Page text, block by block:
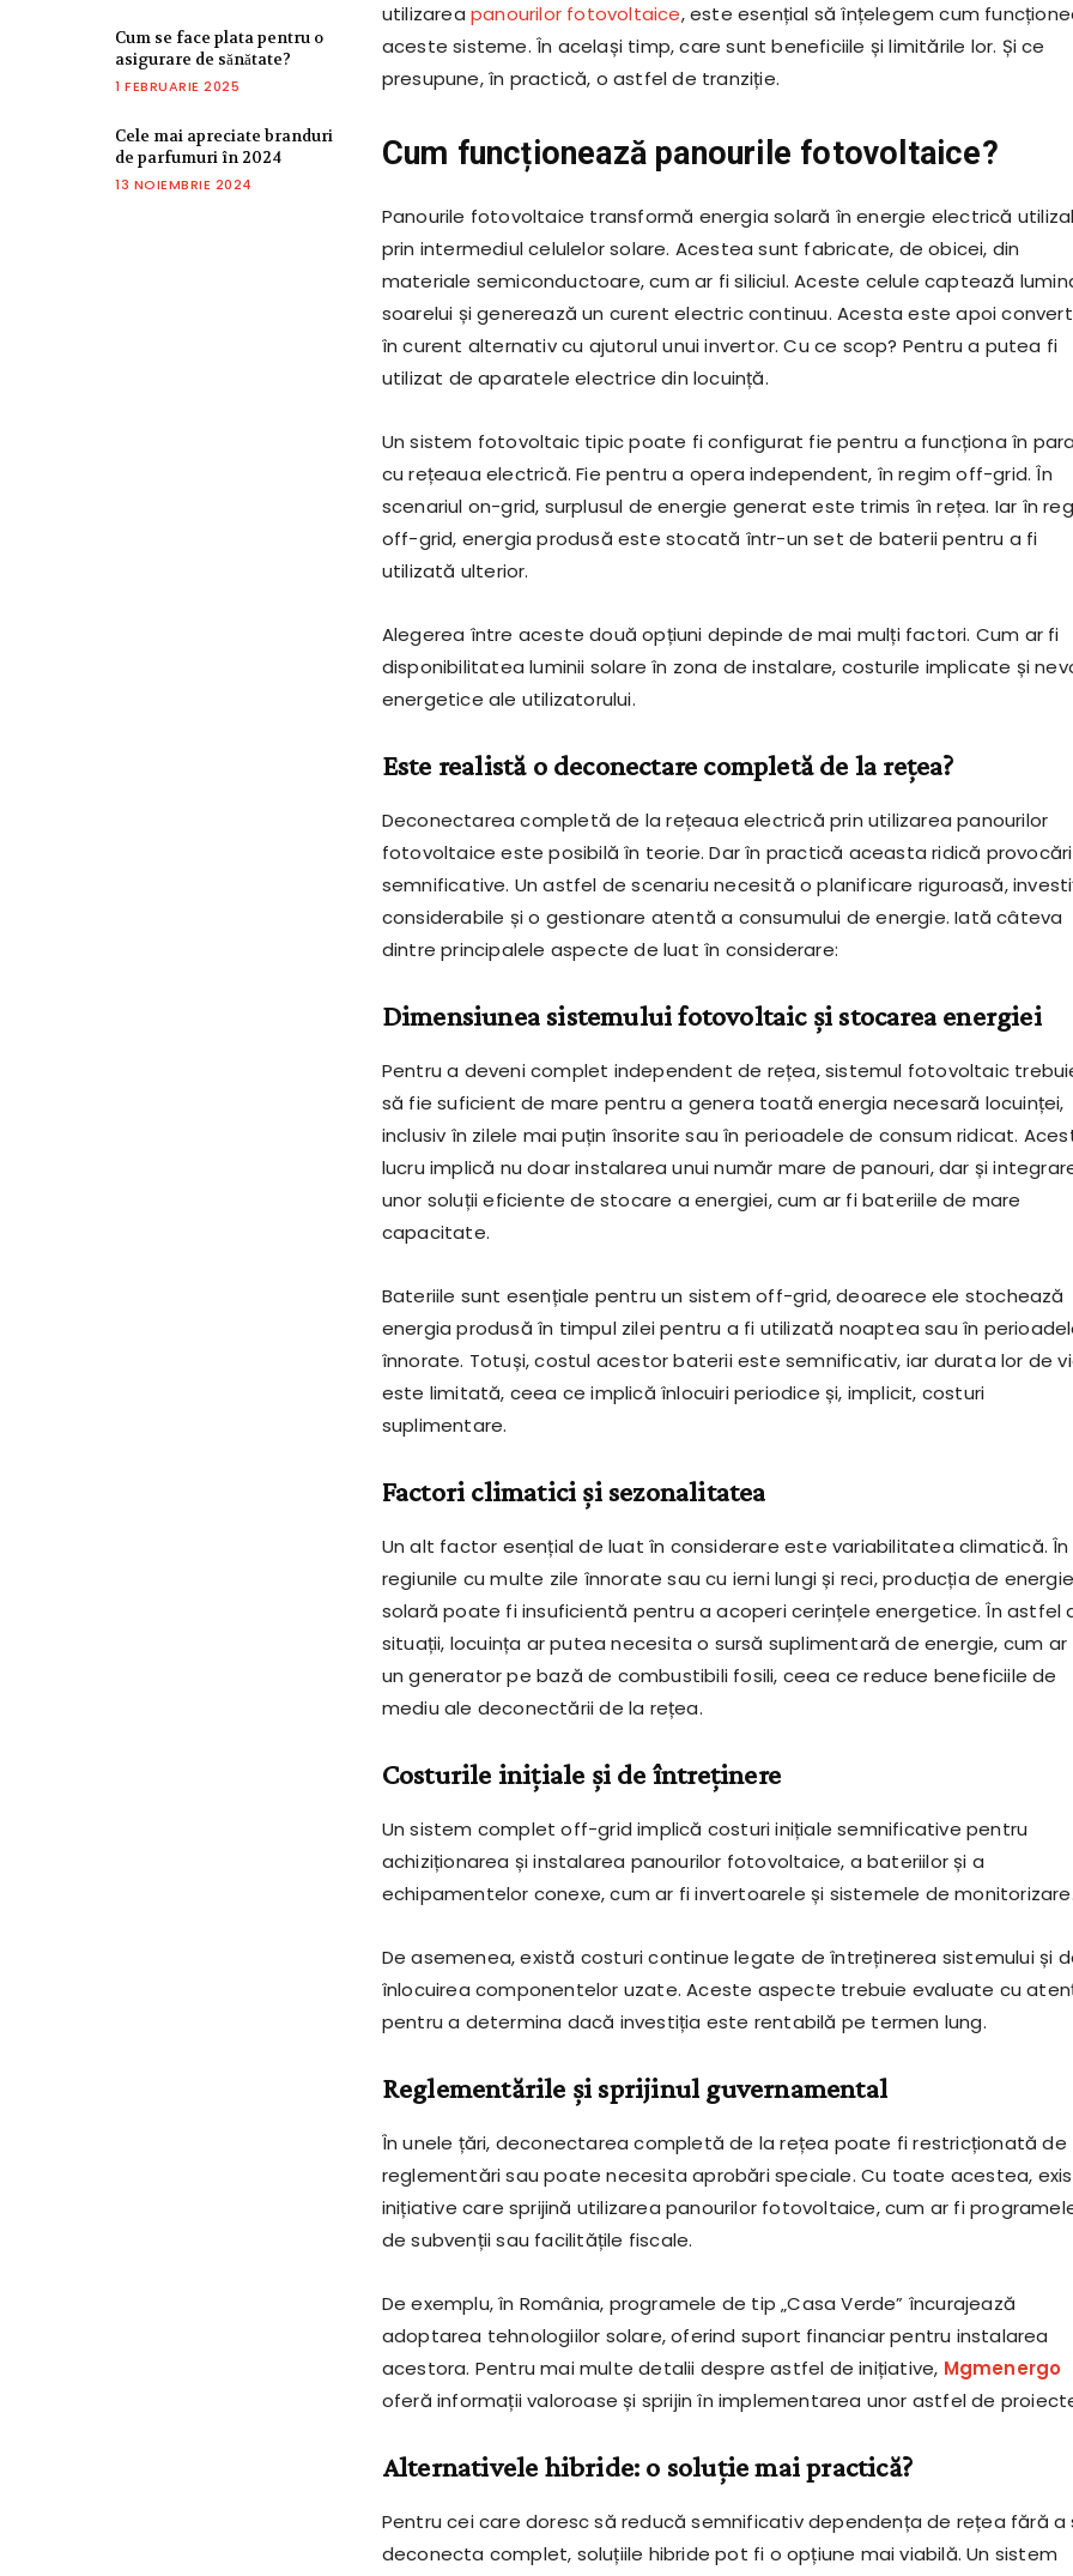
Cum se face plata pentru o
asigurare de sănătate?
1 FEBRUARIE 2025
Cele mai apreciate branduri
de parfumuri în 2024
13 NOIEMBRIE 2024
utilizarea panourilor fotovoltaice, este esențial să înțelegem cum
aceste sisteme. În același timp, care sunt beneficiile și limitările lor. Și ce
presupune, în practică, o astfel de tranziție.
Cum funcționează panourile fotovoltaice?
Panourile fotovoltaice transformă energia solară în energie electrică
prin intermediul celulelor solare. Acestea sunt fabricate, de obicei, din
materiale semiconductoare, cum ar fi siliciul. Aceste celule captează
soarelui și generează un curent electric continuu. Acesta este apoi
în curent alternativ cu ajutorul unui invertor. Cu ce scop? Pentru a putea fi
utilizat de aparatele electrice din locuință.
Un sistem fotovoltaic tipic poate fi configurat fie pentru a funcționa în
cu rețeaua electrică. Fie pentru a opera independent, în regim off-grid. În
scenariul on-grid, surplusul de energie generat este trimis în rețea. Iar în
off-grid, energia produsă este stocată într-un set de baterii pentru a fi
utilizată ulterior.
Alegerea între aceste două opțiuni depinde de mai mulți factori. Cum ar fi
disponibilitatea luminii solare în zona de instalare, costurile implicate și
energetice ale utilizatorului.
Este realistă o deconectare completă de la rețea?
Deconectarea completă de la rețeaua electrică prin utilizarea panourilor
fotovoltaice este posibilă în teorie. Dar în practică aceasta ridică provocări
semnificative. Un astfel de scenariu necesită o planificare riguroasă,
considerabile și o gestionare atentă a consumului de energie. Iată câteva
dintre principalele aspecte de luat în considerare:
Dimensiunea sistemului fotovoltaic și stocarea energiei
Pentru a deveni complet independent de rețea, sistemul fotovoltaic
să fie suficient de mare pentru a genera toată energia necesară locuinței,
inclusiv în zilele mai puțin însorite sau în perioadele de consum ridicat.
lucru implică nu doar instalarea unui număr mare de panouri, dar și
unor soluții eficiente de stocare a energiei, cum ar fi bateriile de mare
capacitate.
Bateriile sunt esențiale pentru un sistem off-grid, deoarece ele stochează
energia produsă în timpul zilei pentru a fi utilizată noaptea sau în
înnorate. Totuși, costul acestor baterii este semnificativ, iar durata lor de
este limitată, ceea ce implică înlocuiri periodice și, implicit, costuri
suplimentare.
Factori climatici și sezonalitatea
Un alt factor esențial de luat în considerare este variabilitatea climatică. În
regiunile cu multe zile înnorate sau cu ierni lungi și reci, producția de energie
solară poate fi insuficientă pentru a acoperi cerințele energetice. În astfel
situații, locuința ar putea necesita o sursă suplimentară de energie, cum ar
un generator pe bază de combustibili fosili, ceea ce reduce beneficiile de
mediu ale deconectării de la rețea.
Costurile inițiale și de întreținere
Un sistem complet off-grid implică costuri inițiale semnificative pentru
achiziționarea și instalarea panourilor fotovoltaice, a bateriilor și a
echipamentelor conexe, cum ar fi invertoarele și sistemele de monitorizare.
De asemenea, există costuri continue legate de întreținerea sistemului și
înlocuirea componentelor uzate. Aceste aspecte trebuie evaluate cu
pentru a determina dacă investiția este rentabilă pe termen lung.
Reglementările și sprijinul guvernamental
În unele țări, deconectarea completă de la rețea poate fi restricționată de
reglementări sau poate necesita aprobări speciale. Cu toate acestea,
inițiative care sprijină utilizarea panourilor fotovoltaice, cum ar fi
de subvenții sau facilitățile fiscale.
De exemplu, în România, programele de tip „Casa Verde” încurajează
adoptarea tehnologiilor solare, oferind suport financiar pentru instalarea
acestora. Pentru mai multe detalii despre astfel de inițiative, Mgmenergo
oferă informații valoroase și sprijin în implementarea unor astfel de
Alternativele hibride: o soluție mai practică?
Pentru cei care doresc să reducă semnificativ dependența de rețea fără a
deconecta complet, soluțiile hibride pot fi o opțiune mai viabilă. Un sistem